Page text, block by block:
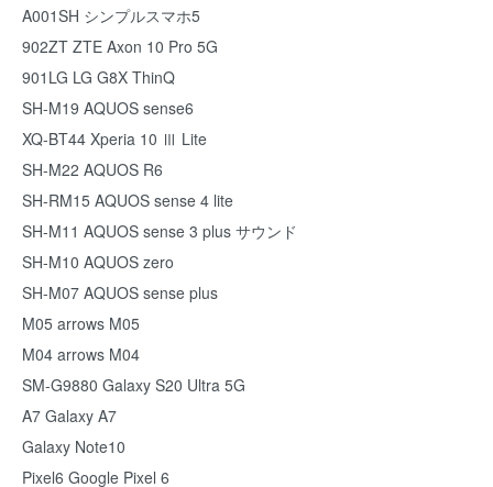
A001SH シンプルスマホ5
902ZT ZTE Axon 10 Pro 5G
901LG LG G8X ThinQ
SH-M19 AQUOS sense6
XQ-BT44 Xperia 10 Ⅲ Lite
SH-M22 AQUOS R6
SH-RM15 AQUOS sense 4 lite
SH-M11 AQUOS sense 3 plus サウンド
SH-M10 AQUOS zero
SH-M07 AQUOS sense plus
M05 arrows M05
M04 arrows M04
SM-G9880 Galaxy S20 Ultra 5G
A7 Galaxy A7
Galaxy Note10
Pixel6 Google Pixel 6